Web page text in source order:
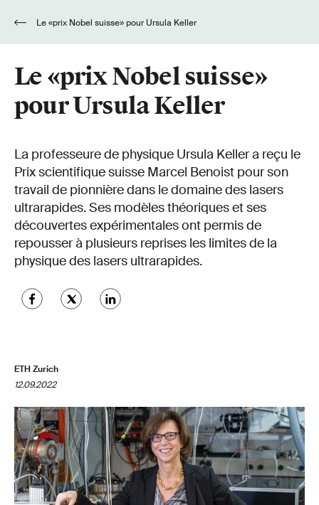
Le «prix Nobel suisse» pour Ursula Keller
Le «prix Nobel suisse»
pour Ursula Keller
La professeure de physique Ursula Keller a reçu le
Prix scientifique suisse Marcel Benoist pour son
travail de pionnière dans le domaine des lasers
ultrarapides. Ses modèles théoriques et ses
découvertes expérimentales ont permis de
repousser à plusieurs reprises les limites de la
physique des lasers ultrarapides.
ETH Zurich
12.09.2022